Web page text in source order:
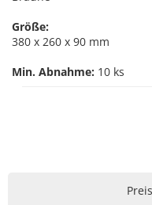
Größe:
380 x 260 x 90 mm
Min. Abnahme: 10 ks